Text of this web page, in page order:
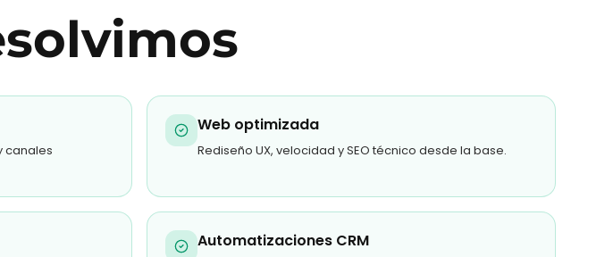
canales
Web optimizada
Rediseño UX, velocidad y SEO técnico desde la base.
Automatizaciones CRM